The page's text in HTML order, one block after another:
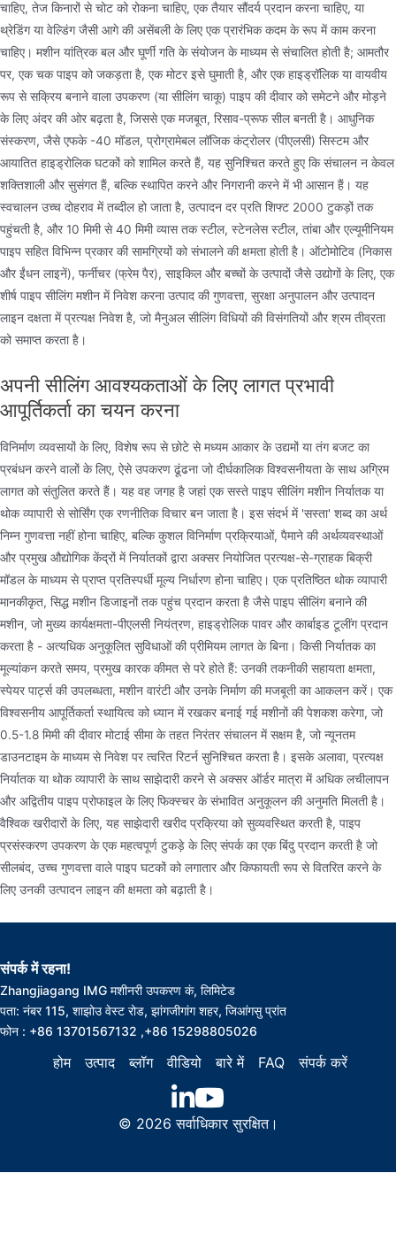
चाहिए, तेज किनारों से चोट को रोकना चाहिए, एक तैयार सौंदर्य प्रदान करना चाहिए, या
थ्रेडिंग या वेल्डिंग जैसी आगे की असेंबली के लिए एक प्रारंभिक कदम के रूप में काम करना
चाहिए। मशीन यांत्रिक बल और घूर्णी गति के संयोजन के माध्यम से संचालित होती है; आमतौर
पर, एक चक पाइप को जकड़ता है, एक मोटर इसे घुमाती है, और एक हाइड्रॉलिक या वायवीय
रूप से सक्रिय बनाने वाला उपकरण (या सीलिंग चाकू) पाइप की दीवार को समेटने और मोड़ने
के लिए अंदर की ओर बढ़ता है, जिससे एक मजबूत, रिसाव-प्रूफ सील बनती है। आधुनिक
संस्करण, जैसे एफके -40 मॉडल, प्रोग्रामेबल लॉजिक कंट्रोलर (पीएलसी) सिस्टम और
आयातित हाइड्रोलिक घटकों को शामिल करते हैं, यह सुनिश्चित करते हुए कि संचालन न केवल
शक्तिशाली और सुसंगत हैं, बल्कि स्थापित करने और निगरानी करने में भी आसान हैं। यह
स्वचालन उच्च दोहराव में तब्दील हो जाता है, उत्पादन दर प्रति शिफ्ट 2000 टुकड़ों तक
पहुंचती है, और 10 मिमी से 40 मिमी व्यास तक स्टील, स्टेनलेस स्टील, तांबा और एल्यूमीनियम
पाइप सहित विभिन्न प्रकार की सामग्रियों को संभालने की क्षमता होती है। ऑटोमोटिव (निकास
और ईंधन लाइनें), फर्नीचर (फ्रेम पैर), साइकिल और बच्चों के उत्पादों जैसे उद्योगों के लिए, एक
शीर्ष पाइप सीलिंग मशीन में निवेश करना उत्पाद की गुणवत्ता, सुरक्षा अनुपालन और उत्पादन
लाइन दक्षता में प्रत्यक्ष निवेश है, जो मैनुअल सीलिंग विधियों की विसंगतियों और श्रम तीव्रता
को समाप्त करता है।
अपनी सीलिंग आवश्यकताओं के लिए लागत प्रभावी
आपूर्तिकर्ता का चयन करना
विनिर्माण व्यवसायों के लिए, विशेष रूप से छोटे से मध्यम आकार के उद्यमों या तंग बजट का
प्रबंधन करने वालों के लिए, ऐसे उपकरण ढूंढना जो दीर्घकालिक विश्वसनीयता के साथ अग्रिम
लागत को संतुलित करते हैं। यह वह जगह है जहां एक सस्ते पाइप सीलिंग मशीन निर्यातक या
थोक व्यापारी से सोर्सिंग एक रणनीतिक विचार बन जाता है। इस संदर्भ में 'सस्ता' शब्द का अर्थ
निम्न गुणवत्ता नहीं होना चाहिए, बल्कि कुशल विनिर्माण प्रक्रियाओं, पैमाने की अर्थव्यवस्थाओं
और प्रमुख औद्योगिक केंद्रों में निर्यातकों द्वारा अक्सर नियोजित प्रत्यक्ष-से-ग्राहक बिक्री
मॉडल के माध्यम से प्राप्त प्रतिस्पर्धी मूल्य निर्धारण होना चाहिए। एक प्रतिष्ठित थोक व्यापारी
मानकीकृत, सिद्ध मशीन डिजाइनों तक पहुंच प्रदान करता है जैसे पाइप सीलिंग बनाने की
मशीन, जो मुख्य कार्यक्षमता-पीएलसी नियंत्रण, हाइड्रोलिक पावर और कार्बाइड टूलींग प्रदान
करता है - अत्यधिक अनुकूलित सुविधाओं की प्रीमियम लागत के बिना। किसी निर्यातक का
मूल्यांकन करते समय, प्रमुख कारक कीमत से परे होते हैं: उनकी तकनीकी सहायता क्षमता,
स्पेयर पार्ट्स की उपलब्धता, मशीन वारंटी और उनके निर्माण की मजबूती का आकलन करें। एक
विश्वसनीय आपूर्तिकर्ता स्थायित्व को ध्यान में रखकर बनाई गई मशीनों की पेशकश करेगा, जो
0.5-1.8 मिमी की दीवार मोटाई सीमा के तहत निरंतर संचालन में सक्षम है, जो न्यूनतम
डाउनटाइम के माध्यम से निवेश पर त्वरित रिटर्न सुनिश्चित करता है। इसके अलावा, प्रत्यक्ष
निर्यातक या थोक व्यापारी के साथ साझेदारी करने से अक्सर ऑर्डर मात्रा में अधिक लचीलापन
और अद्वितीय पाइप प्रोफाइल के लिए फिक्स्चर के संभावित अनुकूलन की अनुमति मिलती है।
वैश्विक खरीदारों के लिए, यह साझेदारी खरीद प्रक्रिया को सुव्यवस्थित करती है, पाइप
प्रसंस्करण उपकरण के एक महत्वपूर्ण टुकड़े के लिए संपर्क का एक बिंदु प्रदान करती है जो
सीलबंद, उच्च गुणवत्ता वाले पाइप घटकों को लगातार और किफायती रूप से वितरित करने के
लिए उनकी उत्पादन लाइन की क्षमता को बढ़ाती है।
संपर्क में रहना!
Zhangjiagang IMG मशीनरी उपकरण कं, लिमिटेड
पता: नंबर 115, शाझोउ वेस्ट रोड, झांगजीगांग शहर, जिआंगसु प्रांत
फोन : +86 13701567132 ,+86 15298805026
होम उत्पाद ब्लॉग वीडियो बारे में FAQ संपर्क करें
© 2026 सर्वाधिकार सुरक्षित।